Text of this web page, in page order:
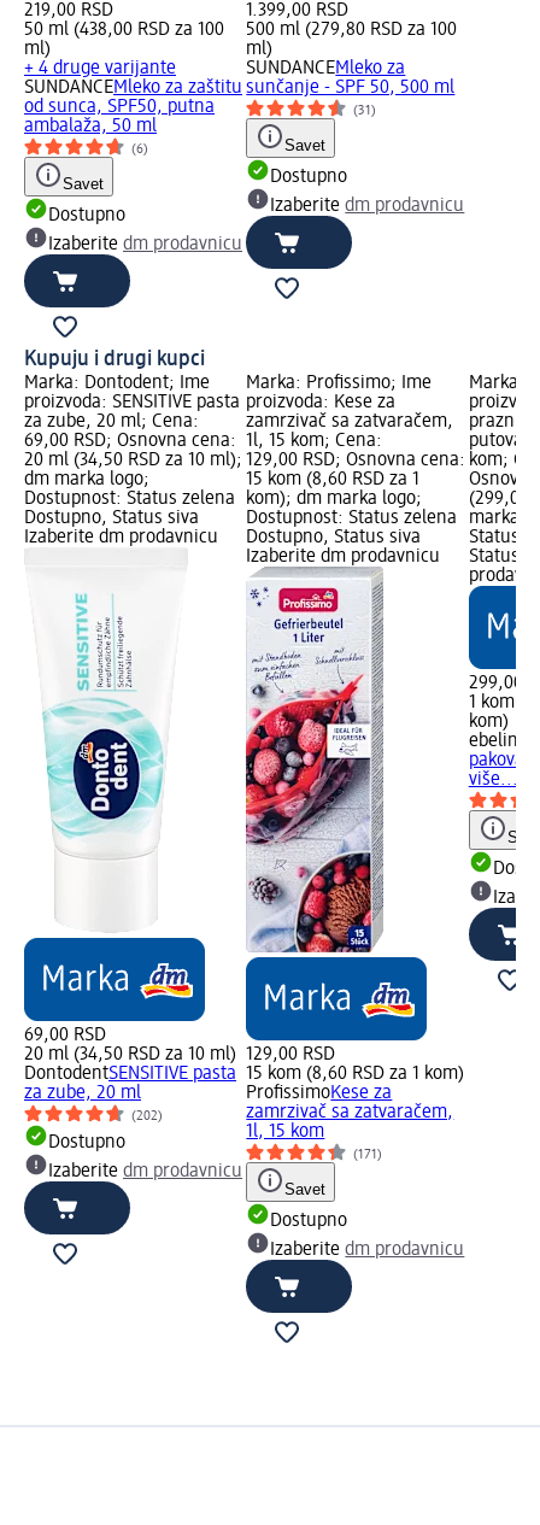
219,00 RSD
50 ml (438,00 RSD za 100
ml)
+ 4 druge varijante
SUNDANCEMleko za zaštitu
od sunca, SPF50, putna
ambalaža, 50 ml
(6)
Savet
Dostupno
Izaberite dm prodavnicu
1.399,00 RSD
500 ml (279,80 RSD za 100
ml)
SUNDANCEMleko za
sunčanje - SPF 50, 500 ml
(31)
Savet
Dostupno
Izaberitedm prodavnicu
Kupuju i drugi kupci
Marka: Dontodent; Ime
proizvoda: SENSITIVE pasta
za zube, 20 ml; Cena:
69,00 RSD; Osnovna cena:
20 ml (34,50 RSD za 10 ml);
dm marka logo;
Dostupnost: Status zelena
Dostupno, Status siva
Izaberite dm prodavnicu
69,00 RSD
20 ml (34,50 RSD za 10 ml)
DontodentSENSITIVE pasta
za zube, 20 ml
(202)
Dostupno
Izaberite dm prodavnicu
Marka: Profissimo; Ime
proizvoda: Kese za
zamrzivač sa zatvaračem,
1l, 15 kom; Cena:
129,00 RSD; Osnovna cena:
15 kom (8,60 RSD za 1
kom); dm marka logo;
Dostupnost: Status zelena
Dostupno, Status siva
Izaberite dm prodavnicu
129,00 RSD
15 kom (8,60 RSD za 1 kom)
ProfissimoKese za
zamrzivač sa zatvaračem,
1l, 15 kom
(171)
Savet
Dostupno
Izaberitedm prodavnicu
Marka:
praznih
kom;
(299,00
marka
Status
Status
299,00
1 kom
kom)
ebelin
više..., 1